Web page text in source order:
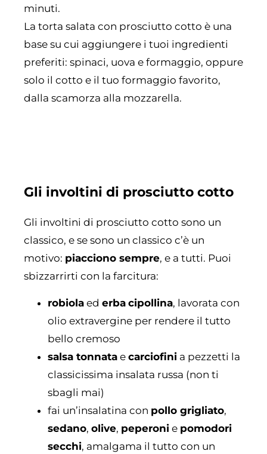
minuti.
La torta salata con prosciutto cotto è una
base su cui aggiungere i tuoi ingredienti
preferiti: spinaci, uova e formaggio, oppure
solo il cotto e il tuo formaggio favorito,
dalla scamorza alla mozzarella.
Gli involtini di prosciutto cotto
Gli involtini di prosciutto cotto sono un
classico, e se sono un classico c’è un
motivo: piacciono sempre, e a tutti. Puoi
sbizzarrirti con la farcitura:
robiola ed erba cipollina, lavorata con
olio extravergine per rendere il tutto
bello cremoso
salsa tonnata e carciofini a pezzetti la
classicissima insalata russa (non ti
sbagli mai)
fai un’insalatina con pollo grigliato,
sedano, olive, peperoni e pomodori
secchi, amalgama il tutto con un